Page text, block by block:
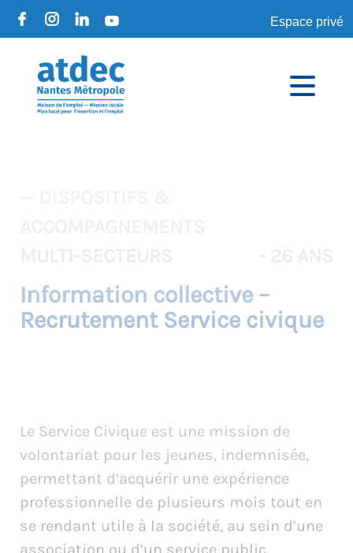
Espace privé
Information collective –
Recrutement Service civique
Le Service Civique est une mission de
volontariat pour les jeunes, indemnisée,
permettant d’acquérir une expérience
professionnelle de plusieurs mois tout en
se rendant utile à la société, au sein d’une